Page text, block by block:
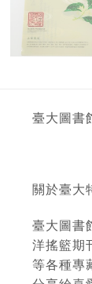
臺大圖書
關於臺大
臺大圖書
洋搖籃期
等各種專